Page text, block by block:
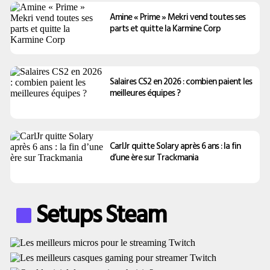
Amine « Prime » Mekri vend toutes ses
parts et quitte la Karmine Corp
Salaires CS2 en 2026 : combien paient les
meilleures équipes ?
CarlJr quitte Solary après 6 ans : la fin
d’une ère sur Trackmania
Setups Steam